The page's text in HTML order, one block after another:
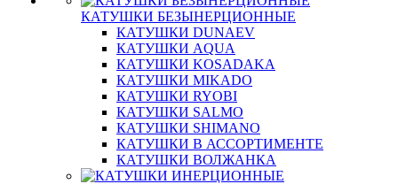
КАТУШКИ БЕЗЫНЕРЦИОННЫЕ
КАТУШКИ DUNAEV
КАТУШКИ AQUA
КАТУШКИ KOSADAKA
КАТУШКИ MIKADO
КАТУШКИ RYOBI
КАТУШКИ SALMO
КАТУШКИ SHIMANO
КАТУШКИ В АССОРТИМЕНТЕ
КАТУШКИ ВОЛЖАНКА